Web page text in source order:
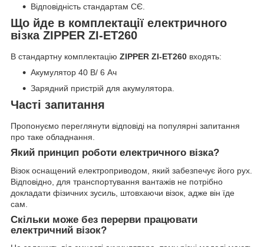
Відповідність стандартам СЄ.
Що йде в комплектації електричного
візка ZIPPER ZI-ET260
В стандартну комплектацію ZIPPER ZI-ET260 входять:
Акумулятор 40 В/ 6 Ач
Зарядний пристрій для акумулятора.
Часті запитання
Пропонуємо переглянути відповіді на популярні запитання
про таке обладнання.
Який принцип роботи електричного візка?
Візок оснащений електроприводом, який забезпечує його рух.
Відповідно, для транспортування вантажів не потрібно
докладати фізичних зусиль, штовхаючи візок, адже він їде
сам.
Скільки може без перерви працювати
електричний візок?